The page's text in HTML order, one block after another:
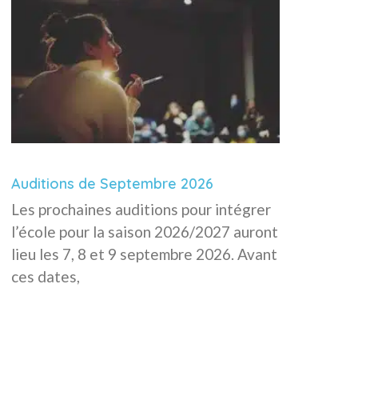
Auditions de Septembre 2026
Les prochaines auditions pour intégrer
l’école pour la saison 2026/2027 auront
lieu les 7, 8 et 9 septembre 2026. Avant
ces dates,